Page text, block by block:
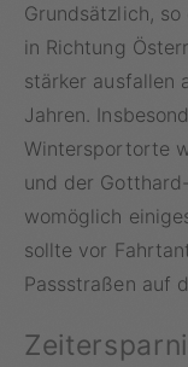
Grundsätzlich, so
in Richtung
stärker ausfallen
Jahren.
Wintersportorte
und der
womöglich
sollte vor
Passstraßen auf